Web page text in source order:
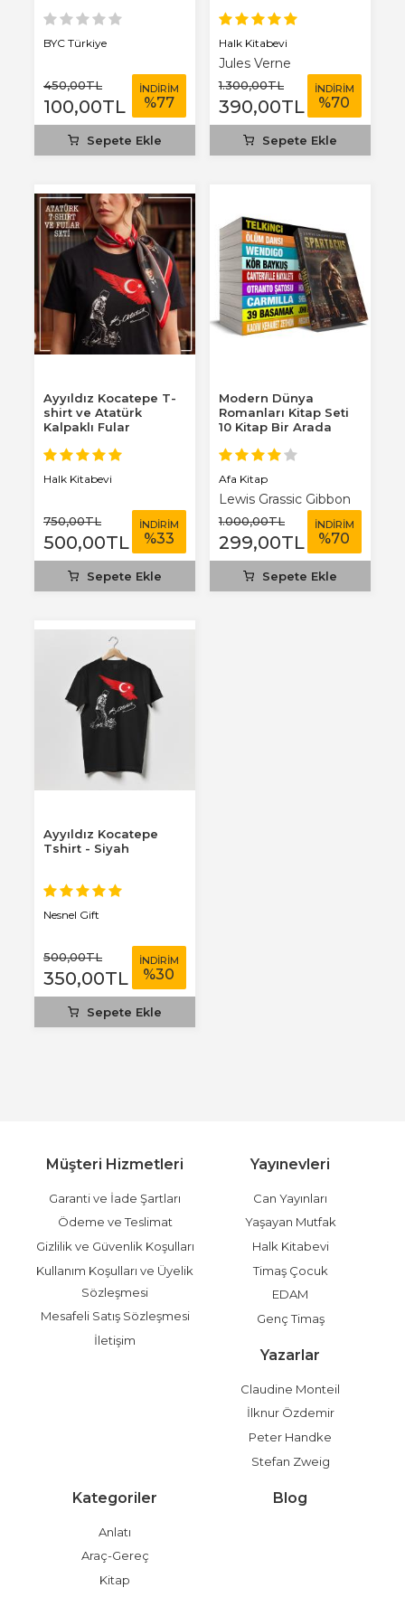
BYC Türkiye
450,00TL
100,00TL
İNDİRİM
%77
Sepete Ekle
Halk Kitabevi
Jules Verne
1.300,00TL
390,00TL
İNDİRİM
%70
Sepete Ekle
Ayyıldız Kocatepe T-
shirt ve Atatürk
Kalpaklı Fular
Halk Kitabevi
750,00TL
500,00TL
İNDİRİM
%33
Sepete Ekle
Modern Dünya
Romanları Kitap Seti
10 Kitap Bir Arada
Afa Kitap
Lewis Grassic Gibbon
1.000,00TL
299,00TL
İNDİRİM
%70
Sepete Ekle
Ayyıldız Kocatepe
Tshirt - Siyah
Nesnel Gift
500,00TL
350,00TL
İNDİRİM
%30
Sepete Ekle
Müşteri Hizmetleri
Garanti ve İade Şartları
Ödeme ve Teslimat
Gizlilik ve Güvenlik Koşulları
Kullanım Koşulları ve Üyelik
Sözleşmesi
Mesafeli Satış Sözleşmesi
İletişim
Yayınevleri
Can Yayınları
Yaşayan Mutfak
Halk Kitabevi
Timaş Çocuk
EDAM
Genç Timaş
Yazarlar
Claudine Monteil
İlknur Özdemir
Peter Handke
Stefan Zweig
Kategoriler
Anlatı
Araç-Gereç
Kitap
Blog